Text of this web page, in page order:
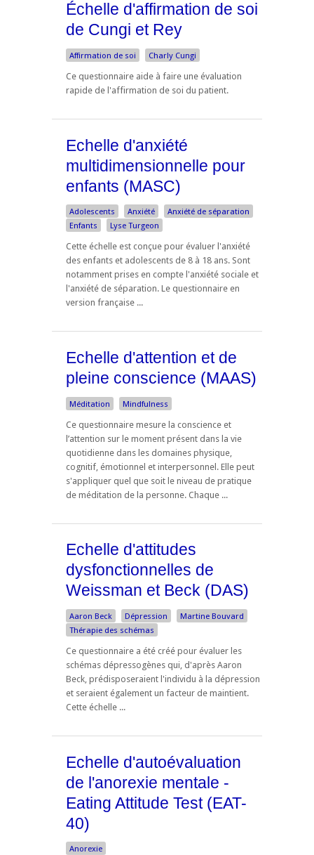
Échelle d'affirmation de soi
de Cungi et Rey
Affirmation de soi Charly Cungi
Ce questionnaire aide à faire une évaluation
rapide de l'affirmation de soi du patient.
Echelle d'anxiété
multidimensionnelle pour
enfants (MASC)
Adolescents Anxiété
Anxiété de séparation
Enfants
Lyse Turgeon
Cette échelle est conçue pour évaluer l'anxiété
des enfants et adolescents de 8 à 18 ans. Sont
notamment prises en compte l'anxiété sociale et
l'anxiété de séparation. Le questionnaire en
version française ...
Echelle d'attention et de
pleine conscience (MAAS)
Méditation Mindfulness
Ce questionnaire mesure la conscience et
l’attention sur le moment présent dans la vie
quotidienne dans les domaines physique,
cognitif, émotionnel et interpersonnel. Elle peut
s'appliquer quel que soit le niveau de pratique
de méditation de la personne. Chaque ...
Echelle d'attitudes
dysfonctionnelles de
Weissman et Beck (DAS)
Aaron Beck Dépression
Martine Bouvard
Thérapie des schémas
Ce questionnaire a été créé pour évaluer les
schémas dépressogènes qui, d'après Aaron
Beck, prédisposeraient l'individu à la dépression
et seraient également un facteur de maintient.
Cette échelle ...
Echelle d'autoévaluation
de l'anorexie mentale -
Eating Attitude Test (EAT-
40)
Anorexie